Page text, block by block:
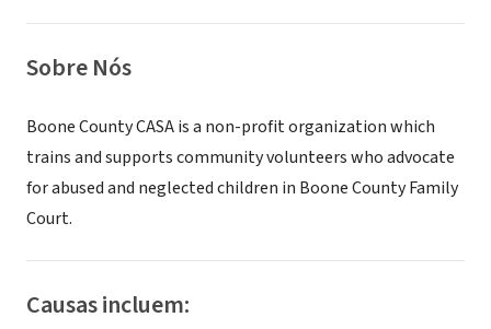
Sobre Nós
Boone County CASA is a non-profit organization which
trains and supports community volunteers who advocate
for abused and neglected children in Boone County Family
Court.
Causas incluem: